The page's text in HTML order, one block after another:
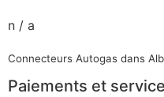
n / a
Connecteurs Autogas dans
Paiements et